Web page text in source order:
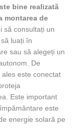
bine realizată
montarea de
să consultați un
luați în
sau să alegeți un
De
este conectat
Este important
este
energie solară pe